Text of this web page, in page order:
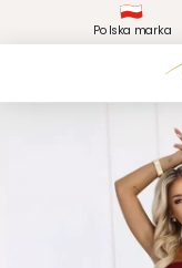
Polska marka